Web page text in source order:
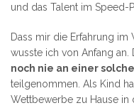
und das Talent im Speed-
Dass mir die Erfahrung
wusste ich von Anfang
noch nie an einer
teilgenommen. Als Kind
Wettbewerbe zu Hause in